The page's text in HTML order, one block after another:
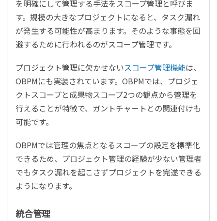
を明確にして管理する手法をスコープ管理と呼びま
す。規模の大きなプロジェクトになると、タスク漏れ
が発生する可能性が高まります。そのような事態を回
避するために行われるのがスコープ管理です。
プロジェクト管理に欠かせないスコープ管理機能は、
OBPMにも実装されています。OBPMでは、プロジェ
クトスコープと成果物スコープ2つの観点から管理を
行えることが特徴で、ガントチャートとの関連付けも
可能です。
OBPMでは管理の焦点となるスコープの設定を標準化
できるため、プロジェクト管理の経験が少ない管理者
でもタスク漏れを起こさずプロジェクトを完遂できる
ようになります。
統合管理